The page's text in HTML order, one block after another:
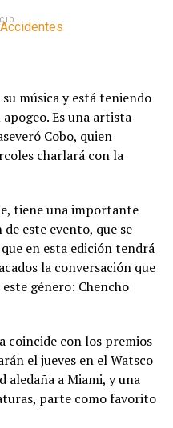
música y está teniendo
Es una artista
Cobo, quien
charlará con la
tiene una importante
este evento, que se
en esta edición tendrá
la conversación que
género: Chencho
coincide con los premios
el jueves en el Watsco
aledaña a Miami, y una
parte como favorito